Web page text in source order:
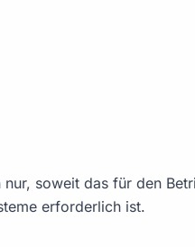
soweit das für den
erforderlich ist.